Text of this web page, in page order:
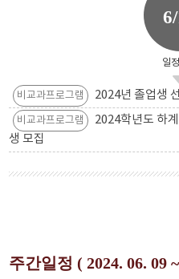
일
비교과프로그램 2024년 졸업생
비교과프로그램
2024학년도 하
생 모집
주간일정 ( 2024. 06. 09